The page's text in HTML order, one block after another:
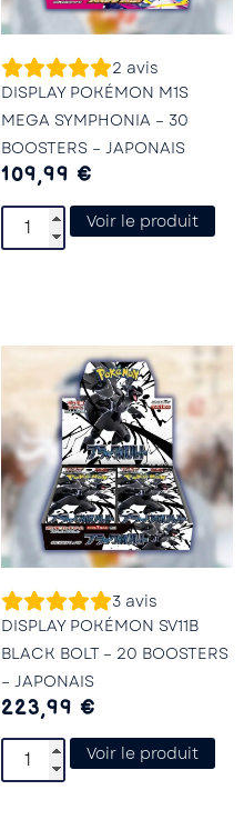
2 avis
DISPLAY POKÉMON M1S
MEGA SYMPHONIA – 30
BOOSTERS – JAPONAIS
109,99 €
Voir le produit
3 avis
DISPLAY POKÉMON SV11B
BLACK BOLT – 20 BOOSTERS
– JAPONAIS
223,99 €
Voir le produit